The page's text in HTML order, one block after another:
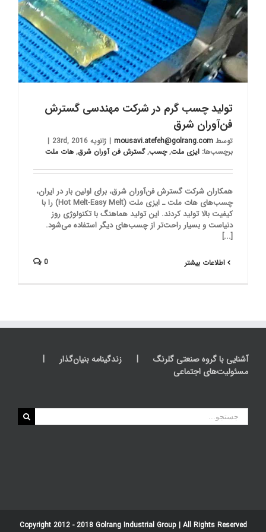
تولید چسب گرم در شرکت مهندسی گسترش
فن‌آوران شرق
توسط mousavi.atefeh@golrang.com
| ژانویه 23rd, 2016
|
برچسب‌ها: ایزی ملت,چسب,گسترش فن آوران شرق, هات ملت
همکاران شرکت گسترش فن‌آوران شرق، برای اولین بار در ایران،
چسب‌های هات ملت ـ ایزی ملت (Hot Melt-Easy Melt) را با
کیفیت بالا تولید کردند. این تولید هماهنگ با تکنولوژی روز
دنیاست و بسیار راحت‌تر از چسب‌های دیگر استفاده می‌شود.
[...]
اطلاعات بیشتر 0
آشنایی با گروه صنعتی گلرنگ
زندگینامه بنیان‌گذار
مسئولیت‌های اجتماعی
جستجو
برای:
Copyright 2012 - 2018 Golrang Industrial Group| All Rights Reserved